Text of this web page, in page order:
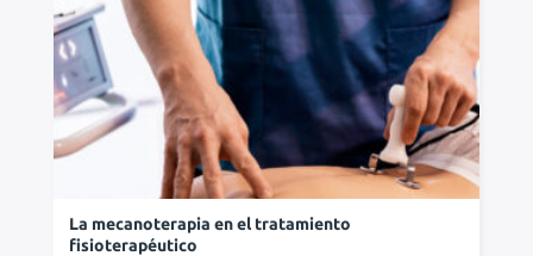
La mecanoterapia en el tratamiento
fisioterapéutico